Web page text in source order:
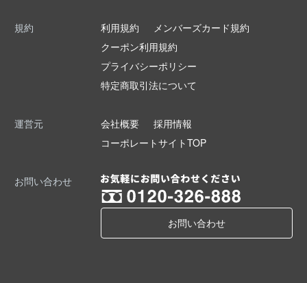
規約 利用規約
メンバーズカード規約
クーポン利用規約
プライバシーポリシー
特定商取引法について
運営元 会社概要
採用情報
コーポレートサイトTOP
お問い合わせ
お問い合わせ